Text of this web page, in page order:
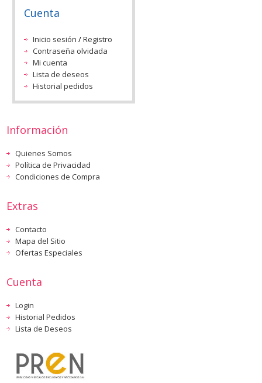
Cuenta
Inicio sesión /Registro
Contraseña olvidada
Mi cuenta
Lista de deseos
Historial pedidos
Información
Quienes Somos
Política de Privacidad
Condiciones de Compra
Extras
Contacto
Mapa del Sitio
Ofertas Especiales
Cuenta
Login
Historial Pedidos
Lista de Deseos